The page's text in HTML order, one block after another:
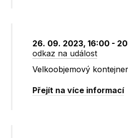
26. 09. 2023, 16:00 -
odkaz na událost
Velkoobjemový
Přejít na více informací